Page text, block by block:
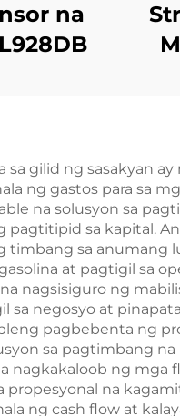
na
gilid ng sasakyan
ng gastos para sa
na solusyon sa
sa kapital.
sa
at pagtigil sa
nagsisiguro ng
negosyo at
pagbebenta ng
sa pagtimbang
nagkakaloob ng
na
ng cash flow at